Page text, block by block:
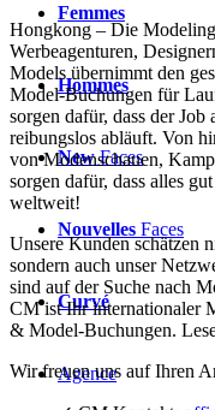
Femmes
Hommes
NewFaces
Nouvelles Faces
Curvé
Agence
Hongkong – Die
Werbeagenturen,
Models übernimmt den
Model-Buchungen für
sorgen dafür, dass der
reibungslos abläuft. Von
von Modenschauen,
sorgen dafür, dass alles
weltweit!
Unsere Kunden schätzen
sondern auch unser
sind auf der Suche nach
CM ist Ihr internationaler
& Model-Buchungen.
Wir freuen uns auf Ihren